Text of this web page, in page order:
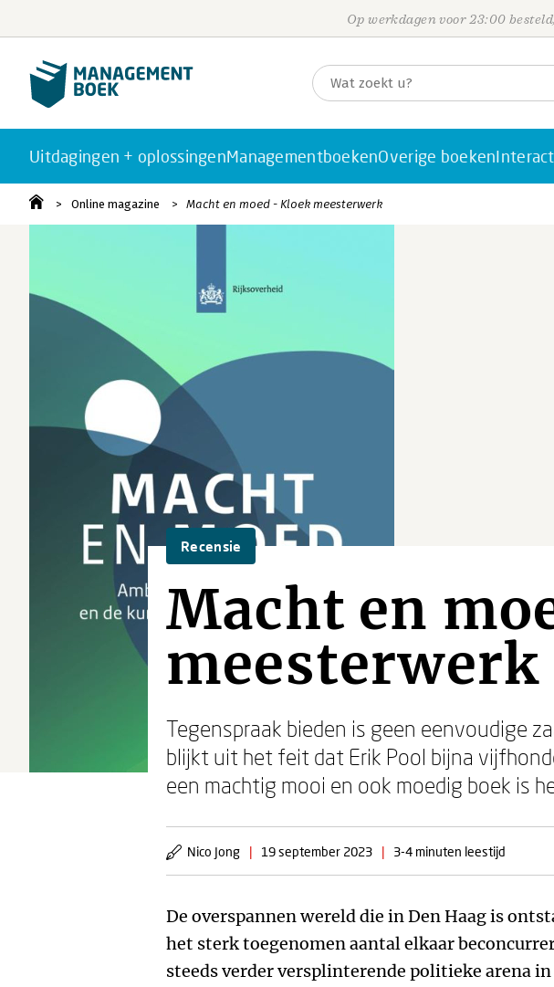
Op werkdagen voor 23:00
Uitdagingen + oplossingenManagementboekenOverige boeken
Online magazine Macht en moed - Kloek meesterwerk
Recensie
Macht en
meesterwerk
Tegenspraak bieden is geen eenvoudige
blijkt uit het feit dat Erik Pool bijna
een machtig mooi en ook moedig boek is
Nico Jong | 19 september 2023 | 3-4 minuten leestijd
De overspannen wereld die in Den Haag is
het sterk toegenomen aantal elkaar
steeds verder versplinterende politieke arena in